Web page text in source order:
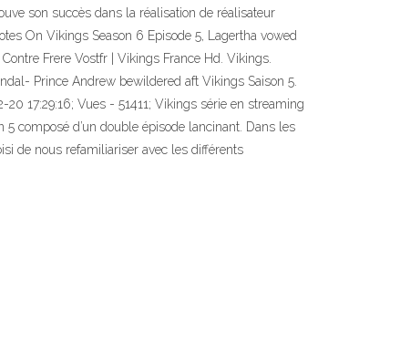
son succès dans la réalisation de réalisateur
On Vikings Season 6 Episode 5, Lagertha vowed
Frere Vostfr | Vikings France Hd. Vikings.
Prince Andrew bewildered aft Vikings Saison 5.
17:29:16; Vues - 51411; Vikings série en streaming
composé d’un double épisode lancinant. Dans les
de nous refamiliariser avec les différents